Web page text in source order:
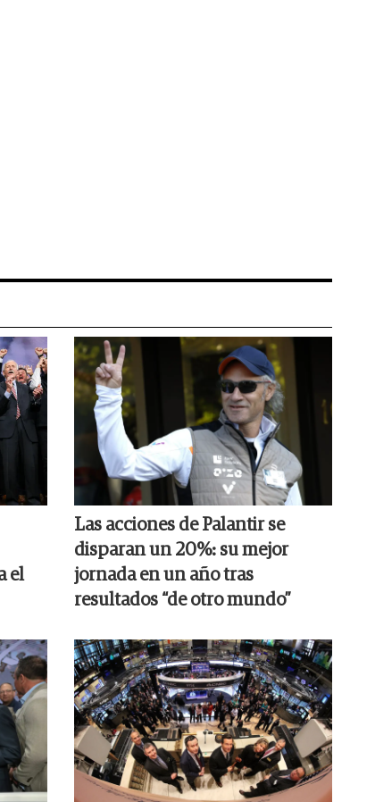
el
Las acciones de Palantir se
disparan un 20%: su mejor
jornada en un año tras
resultados “de otro mundo”